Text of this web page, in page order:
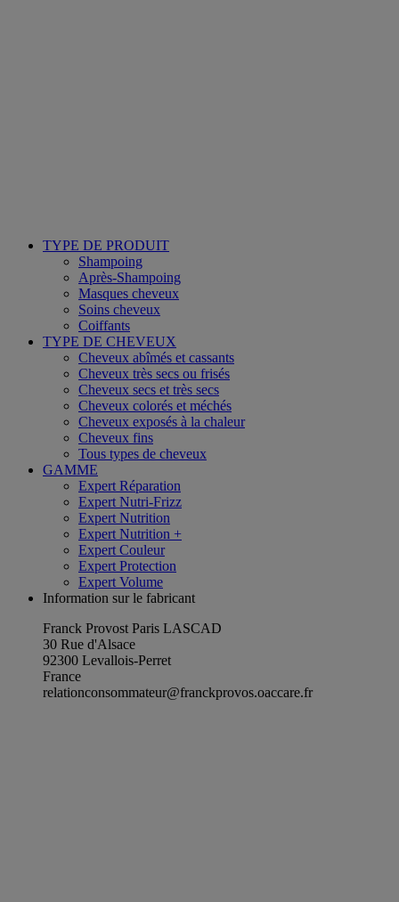
TYPE DE PRODUIT
Shampoing
Après-Shampoing
Masques cheveux
Soins cheveux
Coiffants
TYPE DE CHEVEUX
Cheveux abîmés et cassants
Cheveux très secs ou frisés
Cheveux secs et très secs
Cheveux colorés et méchés
Cheveux exposés à la chaleur
Cheveux fins
Tous types de cheveux
GAMME
Expert Réparation
Expert Nutri-Frizz
Expert Nutrition
Expert Nutrition +
Expert Couleur
Expert Protection
Expert Volume
Information sur le fabricant
Franck Provost Paris LASCAD
30 Rue d'Alsace
92300 Levallois-Perret
France
relationconsommateur@franckprovos.oaccare.fr